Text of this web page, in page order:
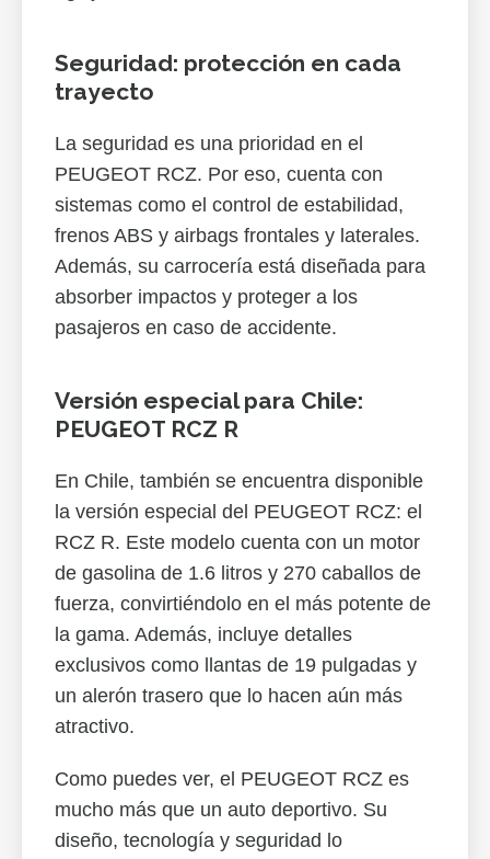
Seguridad: protección en cada
trayecto
La seguridad es una prioridad en el
PEUGEOT RCZ. Por eso, cuenta con
sistemas como el control de estabilidad,
frenos ABS y airbags frontales y laterales.
Además, su carrocería está diseñada para
absorber impactos y proteger a los
pasajeros en caso de accidente.
Versión especial para Chile:
PEUGEOT RCZ R
En Chile, también se encuentra disponible
la versión especial del PEUGEOT RCZ: el
RCZ R. Este modelo cuenta con un motor
de gasolina de 1.6 litros y 270 caballos de
fuerza, convirtiéndolo en el más potente de
la gama. Además, incluye detalles
exclusivos como llantas de 19 pulgadas y
un alerón trasero que lo hacen aún más
atractivo.
Como puedes ver, el PEUGEOT RCZ es
mucho más que un auto deportivo. Su
diseño, tecnología y seguridad lo